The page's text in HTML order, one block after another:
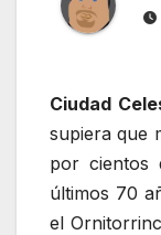
Ciudad
supiera que
por cientos
últimos 70
el